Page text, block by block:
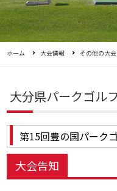
ホーム 大会情報 その他の大会
大分県パークゴ
第15回豊の国パーク
大会告知